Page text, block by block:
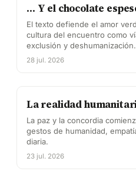
… Y el chocolate
El texto defiende el amor
cultura del encuentro como
exclusión y deshumanización.
28 jul. 2026
La realidad
La paz y la concordia
gestos de humanidad,
diaria.
23 jul. 2026